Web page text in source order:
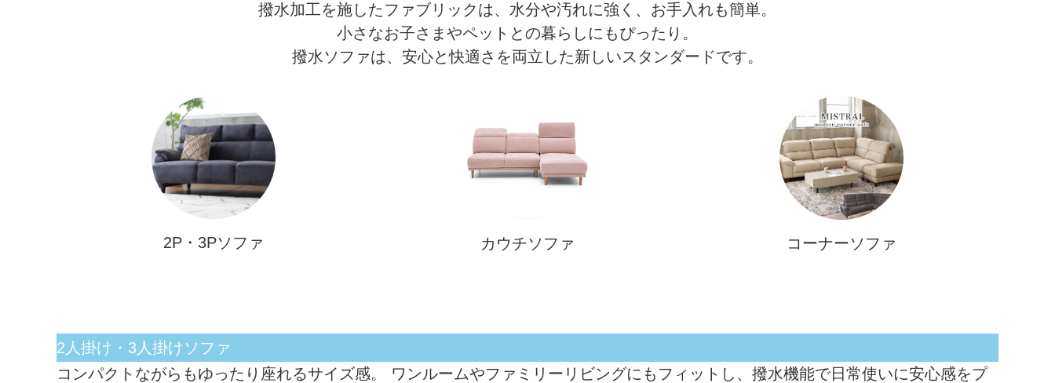
撥水加工を施したファブリックは、水分や汚れに強く、お手入れも簡単。
小さなお子さまやペットとの暮らしにもぴったり。
撥水ソファは、安心と快適さを両立した新しいスタンダードです。
2P・3Pソファ カウチソファ コーナーソファ
2人掛け・3人掛けソファ
コンパクトながらもゆったり座れるサイズ感。 ワンルームやファミリーリビングにもフィットし、撥水機能で日常使いに安心感をプ